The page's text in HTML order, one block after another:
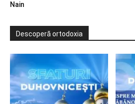
Nain
Descoperă ortodoxia